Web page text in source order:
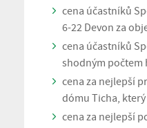
cena účastníků
6-22 Devon za
cena účastníků
shodným počtem
cena za nejlepší
dómu Ticha,
cena za nejlepší